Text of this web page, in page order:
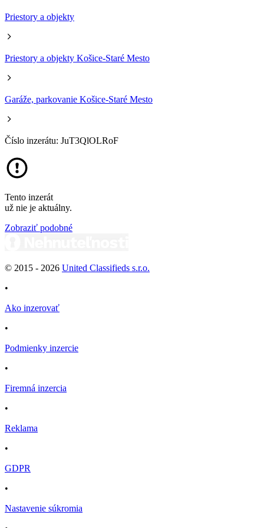
Priestory a objekty
Priestory a objekty Košice-Staré Mesto
Garáže, parkovanie Košice-Staré Mesto
Číslo inzerátu: JuT3QlOLRoF
Tento inzerát
už nie je aktuálny.
Zobraziť podobné
© 2015 - 2026 United Classifieds s.r.o.
•
Ako inzerovať
•
Podmienky inzercie
•
Firemná inzercia
•
Reklama
•
GDPR
•
Nastavenie súkromia